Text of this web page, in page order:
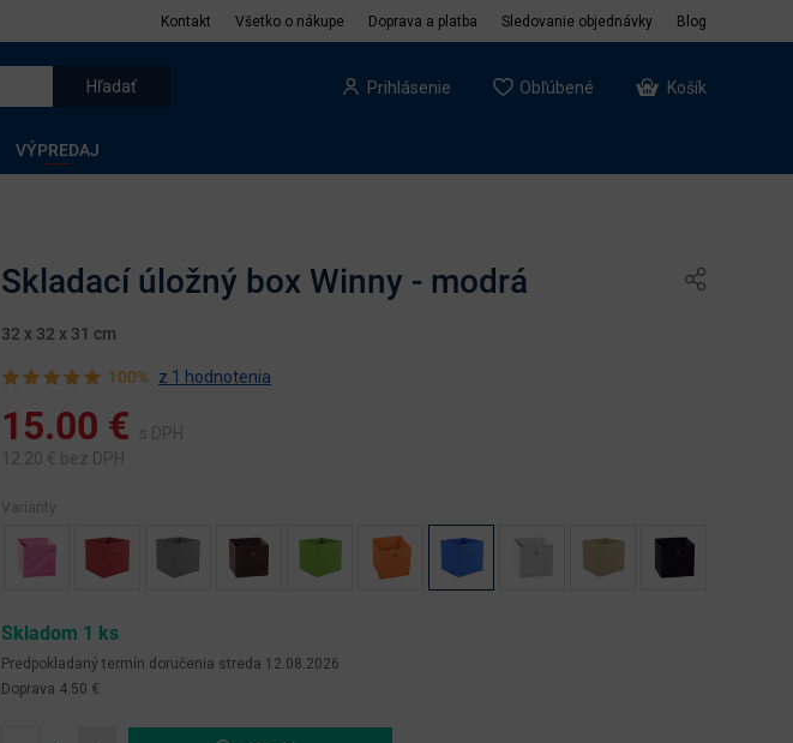
Kontakt Všetko o nákupe Doprava a platba Sledovanie objednávky Blog
Prihlásenie Obľúbené Košík
VÝPREDAJ
Skladací úložný box Winny - modrá
32 x 32 x 31 cm
100% z 1 hodnotenia
15.00 €
s DPH
12.20 € bez DPH
Varianty:
Skladom 1 ks
Predpokladaný termín doručenia streda 12.08.2026
Doprava 4.50 €